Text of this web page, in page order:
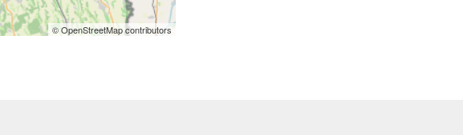
© OpenStreetMap contributors